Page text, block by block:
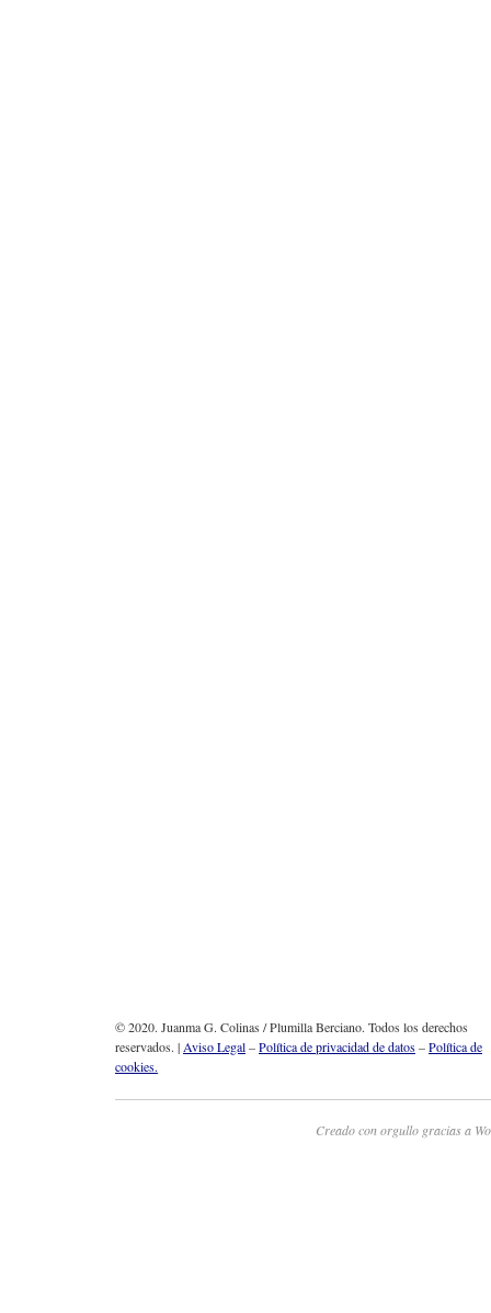
© 2020. Juanma G. Colinas / Plumilla Berciano. Todos los derechos
reservados. |Aviso Legal–Política de privacidad de datos–Política de
cookies.
Creado con orgullo gracias a